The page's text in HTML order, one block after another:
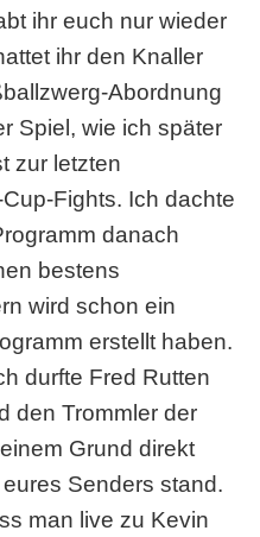
ihr euch nur wieder
ihr den Knaller
Abordnung
Spiel, wie ich später
zur letzten
Fights. Ich dachte
danach
bestens
wird schon ein
erstellt haben.
durfte Fred Rutten
den Trommler der
Grund direkt
Senders stand.
man live zu Kevin